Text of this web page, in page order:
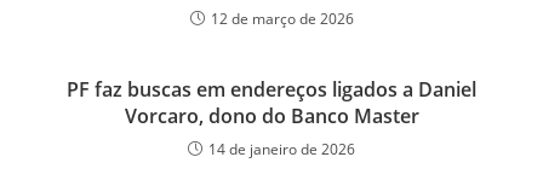
12 de março de 2026
PF faz buscas em endereços ligados a Daniel
Vorcaro, dono do Banco Master
14 de janeiro de 2026